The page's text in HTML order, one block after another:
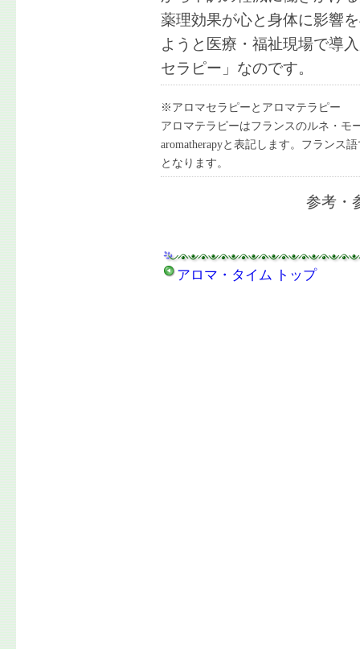
薬理効果が心と身体に影響
ようと医療・福祉現場で導
セラピー」なのです。
※アロマセラピーとアロマテラピー
アロマテラピーはフランスのルネ・モ
aromatherapyと表記します。フランス
となります。
参考・
アロマ・タイム トップ